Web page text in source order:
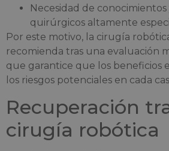
Necesidad de
quirúrgicos altamente
Por este motivo, la cirugía
recomienda tras una evaluación
que garantice que los beneficios
los riesgos potenciales en cada
Recuperación
cirugía robótica